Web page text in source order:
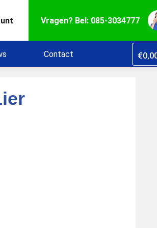
Vragen? Bel: 085-3034777
Contact €